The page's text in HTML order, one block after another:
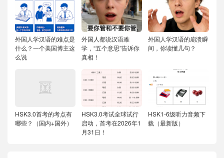
外国人学汉语的难点是
什么？一个美国博主这
么说
外国人都说汉语难
学，“五个意思”告诉你
真相！
外国人学汉语的崩溃瞬
间，你读懂几句？
HSK3.0首考的考点有
哪些？（国内+国外）
HSK3.0考试全球试行
启动，首考在2026年1
月31日！
HSK1-6级听力音频下
载（最新版）